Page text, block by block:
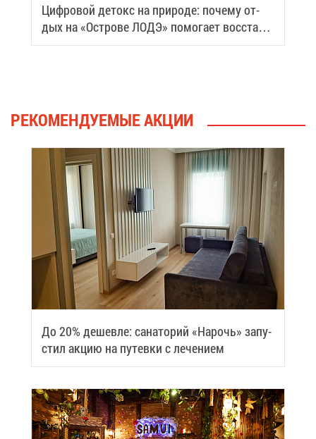
Циф­ро­вой де­токс на при­ро­де: по­че­му от­
дых на «Ост­ро­ве ЛОДЭ» по­мо­га­ет вос­ста­но­
вить си­лы
РЕ­КО­МЕН­ДУ­Е­МЫЕ АК­ЦИИ
До 20% де­шев­ле: са­на­то­рий «На­рочь» за­пу­
стил ак­цию на пу­тев­ки с ле­че­ни­ем